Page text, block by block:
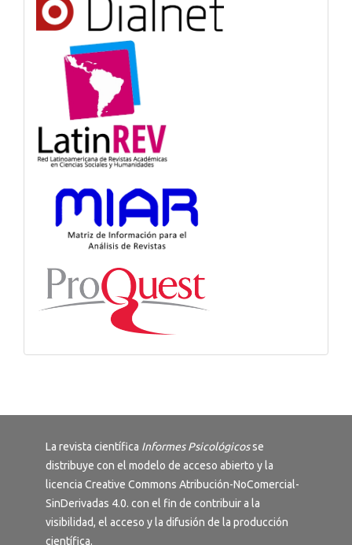
La revista científica Informes Psicológicosse
distribuye con el modelo de acceso abierto y la
licencia Creative Commons Atribución-NoComercial-
SinDerivadas 4.0. con el fin de contribuir a la
visibilidad, el acceso y la difusión de la producción
científica.